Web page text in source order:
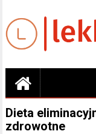
content
Dieta
zdrowotne